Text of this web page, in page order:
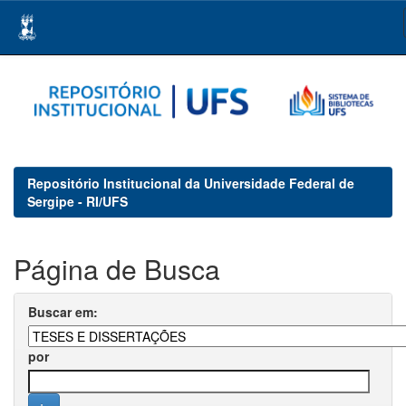
navigation
Repositório Institucional da Universidade Federal de
Sergipe - RI/UFS
Página de Busca
Buscar em:
por